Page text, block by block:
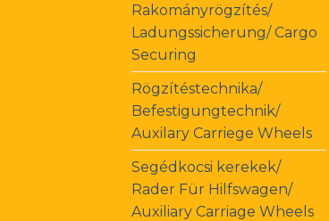
Rakományrögzítés/
Ladungssicherung/ Cargo
Securing
Rögzítéstechnika/
Befestigungtechnik/
Auxilary Carriege Wheels
Segédkocsi kerekek/
Rader Für Hilfswagen/
Auxiliary Carriage Wheels